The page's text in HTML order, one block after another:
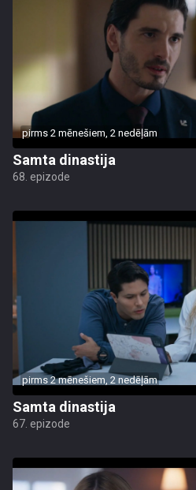
pirms 2 mēnešiem, 2 nedēļām
Samta dinastija
68. epizode
pirms 2 mēnešiem, 2 nedēļām
Samta dinastija
67. epizode